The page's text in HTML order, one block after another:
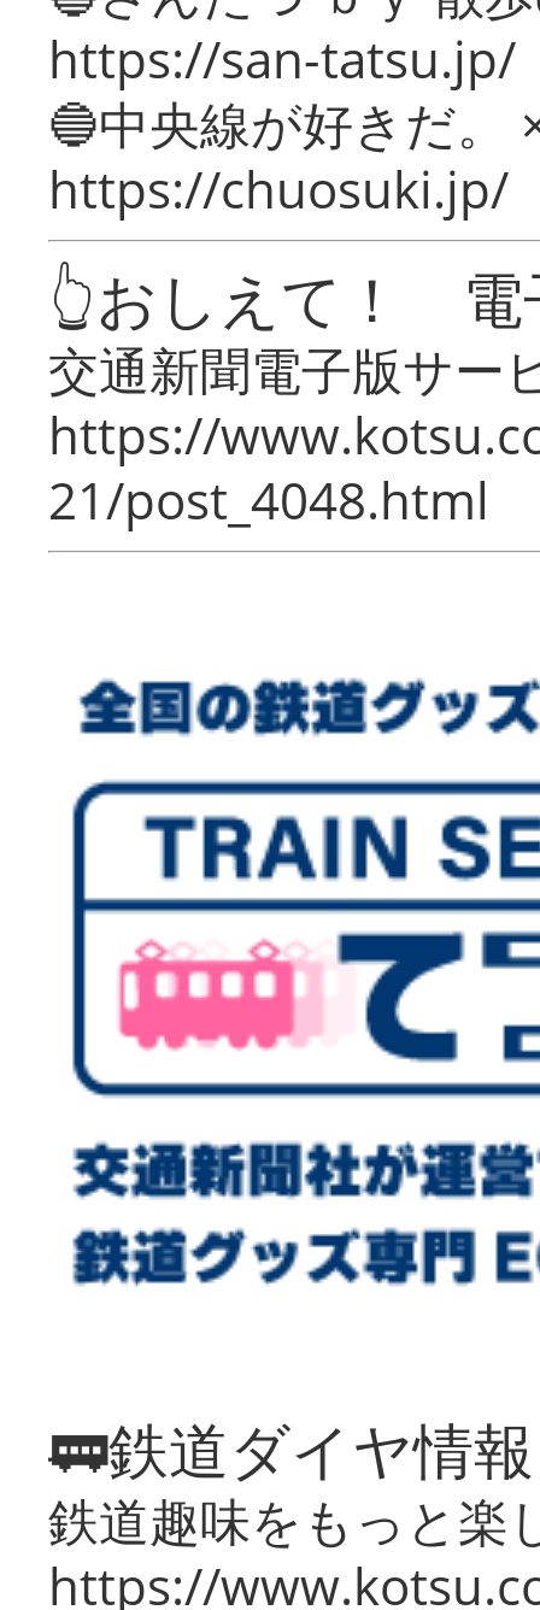
https://san-tatsu.jp/
🔵中央線が好きだ。
https://chuosuki.jp/
👆おしえて！ 電
交通新聞電子版サー
https://
21/post_4048.html
🚃鉄道ダイヤ情
鉄道趣味をもっと楽
https://